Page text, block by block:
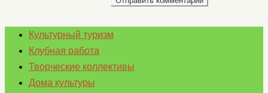
Культурный туризм
Клубная работа
Творческие коллективы
Дома культуры